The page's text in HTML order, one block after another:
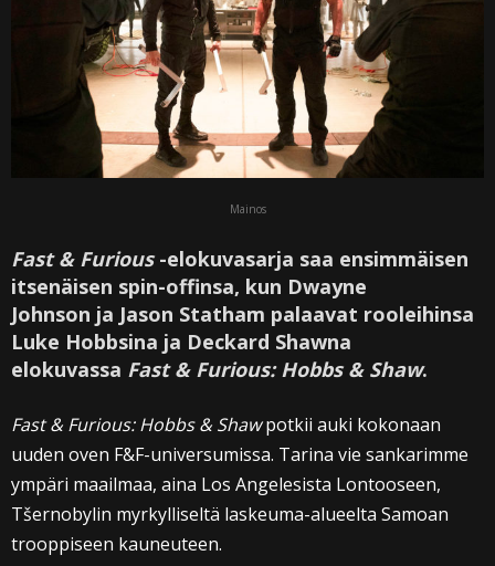
Mainos
Fast & Furious-elokuvasarja saa ensimmäisen
itsenäisen spin-offinsa, kun Dwayne
Johnson ja Jason Statham palaavat rooleihinsa
Luke Hobbsina ja Deckard Shawna
elokuvassa Fast & Furious: Hobbs & Shaw.
Fast & Furious: Hobbs & Shawpotkii auki kokonaan
uuden oven F&F-universumissa. Tarina vie sankarimme
ympäri maailmaa, aina Los Angelesista Lontooseen,
Tšernobylin myrkylliseltä laskeuma-alueelta Samoan
trooppiseen kauneuteen.